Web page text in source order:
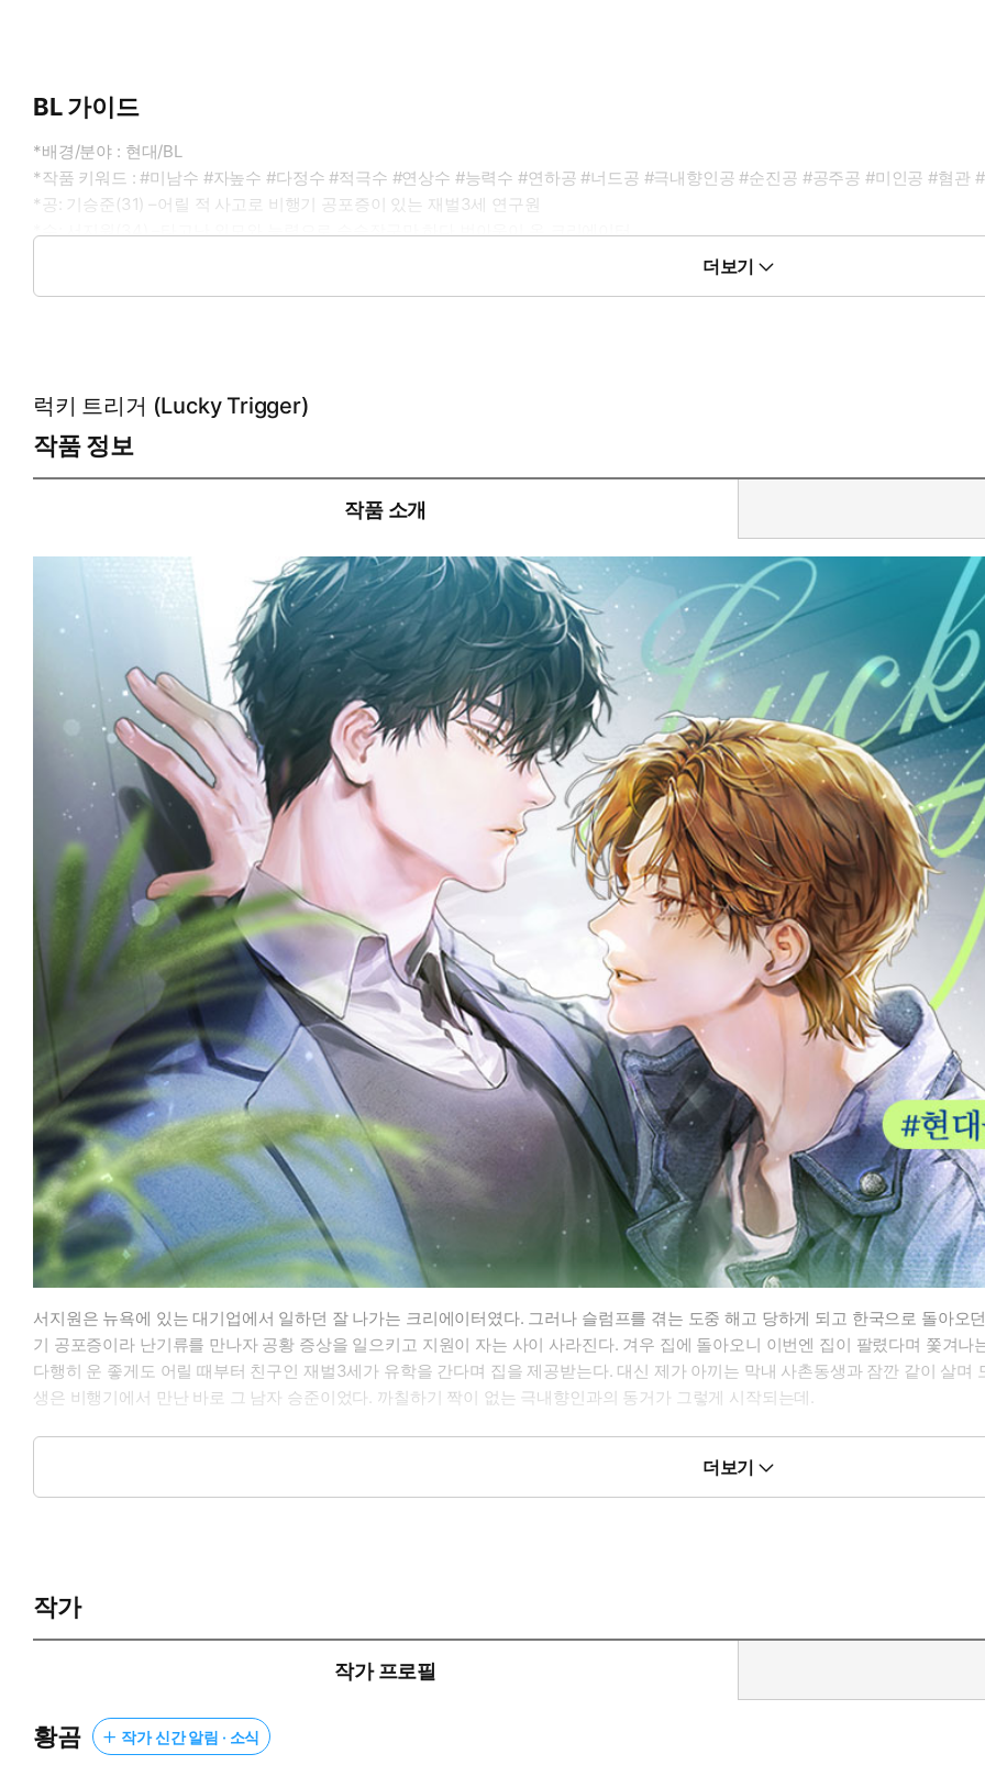
BL 가이드
*배경/분야 : 현대/BL
*작품 키워드 : #미남수 #자높수 #다정수 #적극수 #연상수 #능력수 #연하공 #너드공 #극내향인공 #순진공 #공주공 #미인공 #혐관
*공: 기승준(31) –어릴 적 사고로 비행기 공포증이 있는 재벌3세 연구원
*수: 서지원(34) –타고난 외모와 능력으로 승승장구만 하다 번아웃이 온 크리에이터
더보기
럭키 트리거 (Lucky Trigger)
작품 정보
작품 소개
서지원은 뉴욕에 있는 대기업에서 일하던 잘 나가는 크리에이터였다. 그러나 슬럼프를 겪는 도중 해고 당하게 되고 한국으로 돌아오
기 공포증이라 난기류를 만나자 공황 증상을 일으키고 지원이 자는 사이 사라진다. 겨우 집에 돌아오니 이번엔 집이 팔렸다며 쫓겨나
다행히 운 좋게도 어릴 때부터 친구인 재벌3세가 유학을 간다며 집을 제공받는다. 대신 제가 아끼는 막내 사촌동생과 잠깐 같이 살
생은 비행기에서 만난 바로 그 남자 승준이었다. 까칠하기 짝이 없는 극내향인과의 동거가 그렇게 시작되는데.
비행 시간을 다시 확인하려고 휴대폰을 볼 때였다. 코너를 돌아오는 사람을 보지 못하고 부딪치고 말았다.
지원은 영어로 얼른 사과했다. 그런데 저와 부딪친 상대가 크게 비틀대더니 넘어지고 있었다. 지원은 놀란 와중에도 잽싸게 몸을 움직
커다란 몸을 지탱하기 위해선 허리를 감싸야 했다. 뒤로 쓰러지려는 몸을 얼른 붙잡아 제 쪽으로 당겼다.
“괜찮아요?”
더보기
작가
작가 프로필
황곰 작가 신간 알림 · 소식